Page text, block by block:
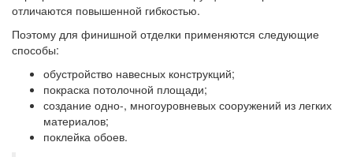
отличаются повышенной гибкостью.
Поэтому для финишной отделки применяются следующие
способы:
обустройство навесных конструкций;
покраска потолочной площади;
создание одно-, многоуровневых сооружений из легких
материалов;
поклейка обоев.